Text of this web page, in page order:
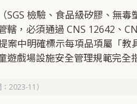
檢驗、食品級矽膠、無
，必須通過 CNS 12642、
案中明確標示每項品項屬「
戲場設施安全管理規範完全
：2023-11）